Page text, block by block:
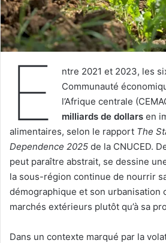
E
ntre 2021 et 2023, les
Communauté
l’Afrique centrale
milliards de dollarsen
alimentaires, selon le rapport The
Dependence 2025 de la CNUCED.
peut paraître abstrait, se dessine
la sous-région continue de nourrir
démographique et son urbanisation
marchés extérieurs plutôt qu’à sa
Dans un contexte marqué par la